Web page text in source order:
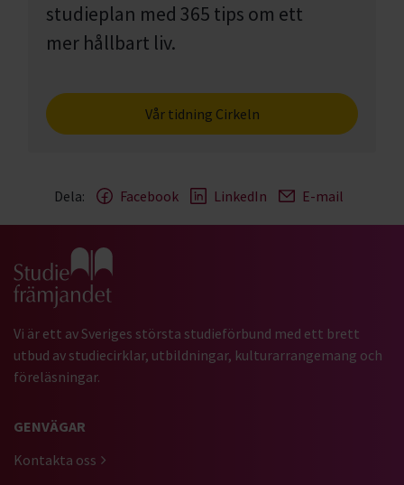
studieplan med 365 tips om ett
mer hållbart liv.
Vår tidning Cirkeln
Dela: Facebook LinkedIn E-mail
Gå till studiefrämjandets startsida
Vi är ett av Sveriges största studieförbund med ett brett
utbud av studiecirklar, utbildningar, kulturarrangemang och
föreläsningar.
GENVÄGAR
Kontakta oss